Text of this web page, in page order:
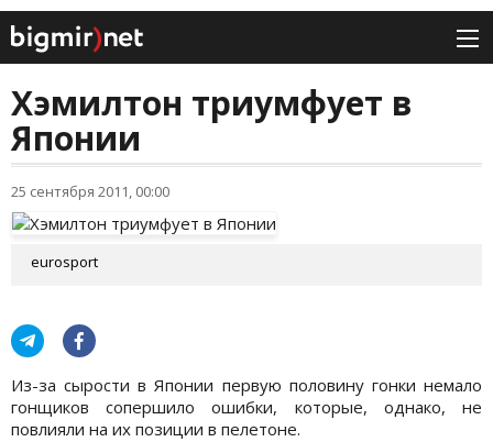
Хэмилтон триумфует в
Японии
25 сентября 2011, 00:00
eurosport
Из-за сырости в Японии первую половину гонки немало
гонщиков сопершило ошибки, которые, однако, не
повлияли на их позиции в пелетоне.